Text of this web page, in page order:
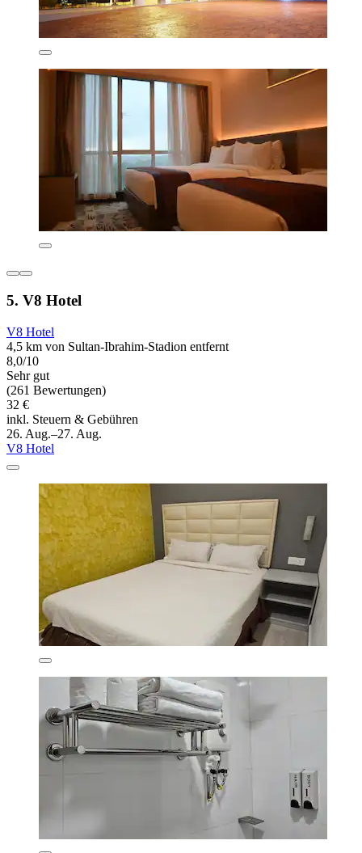
5. V8 Hotel
V8 Hotel
4,5 km von Sultan-Ibrahim-Stadion entfernt
8,0/10
Sehr gut
(261 Bewertungen)
32 €
inkl. Steuern & Gebühren
26. Aug.–27. Aug.
V8 Hotel